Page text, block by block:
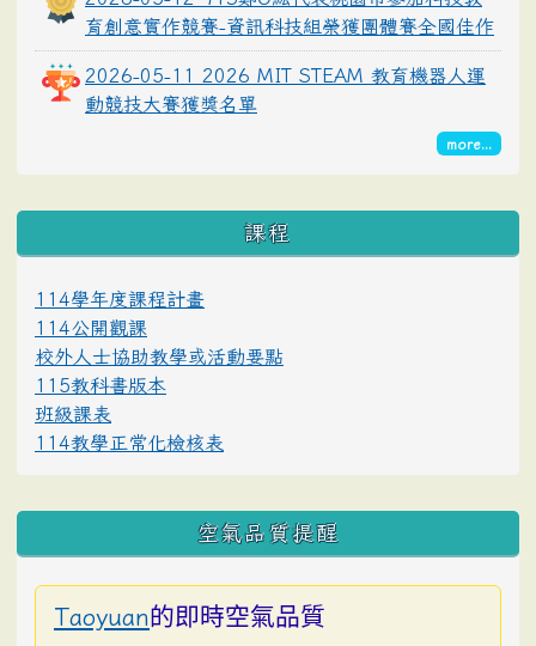
育創意實作競賽-資訊科技組榮獲團體賽全國佳作
2026-05-11 2026 MIT STEAM 教育機器人運
動競技大賽獲獎名單
more...
課程
114學年度課程計畫
114公開觀課
校外人士協助教學或活動要點
115教科書版本
班級課表
114教學正常化檢核表
空氣品質提醒
Taoyuan的即時空氣品質